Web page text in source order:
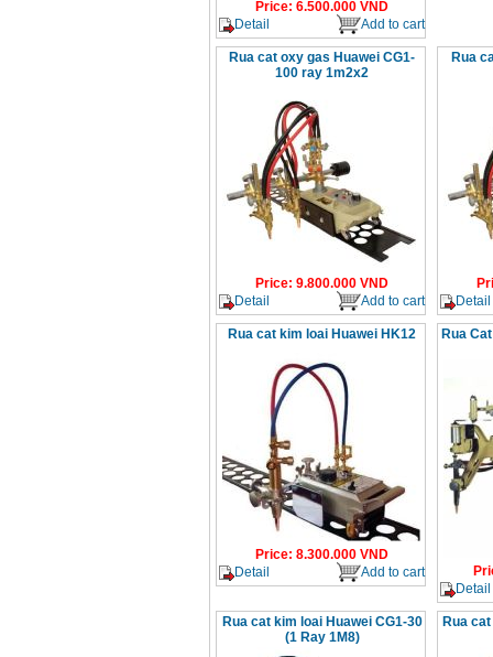
Price: 6.500.000 VND
Detail
Add to cart
Rua cat oxy gas Huawei CG1-
100 ray 1m2x2
Price: 9.800.000 VND
Detail
Add to cart
Rua
Detail
Rua cat kim loai Huawei HK12
Price: 8.300.000 VND
Detail
Add to cart
Rua
Detail
Rua cat kim loai Huawei CG1-30
(1 Ray 1M8)
Rua